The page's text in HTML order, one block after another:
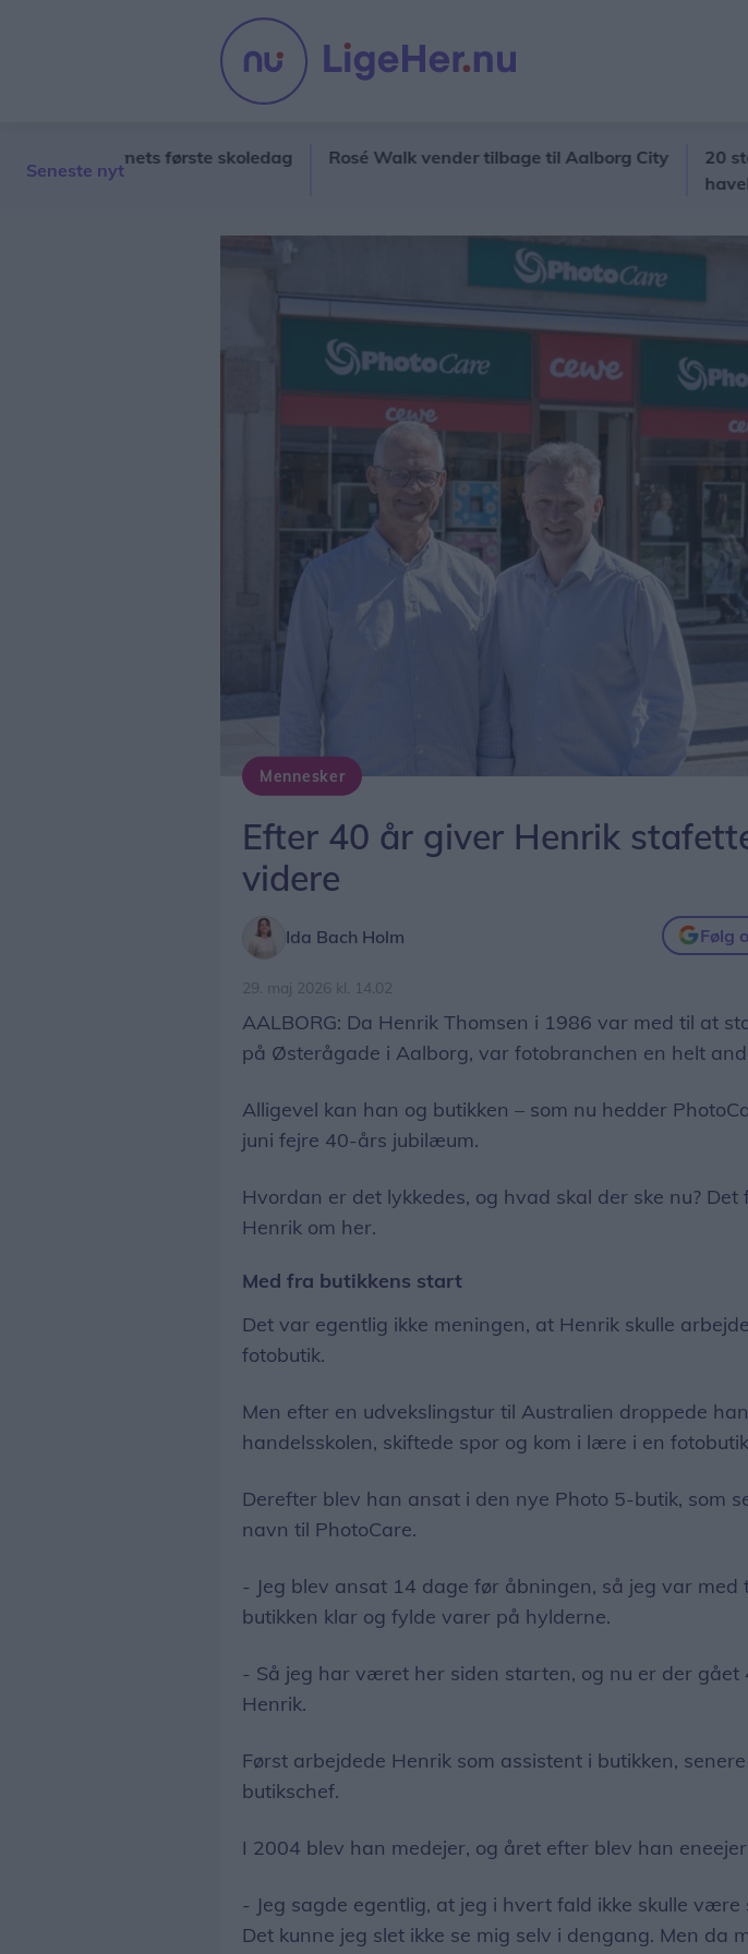
Seneste nyt
på barnets første skoledag Rosé Walk vender tilbage til Aalborg City
20
haveliv
Mennesker
Efter 40 år giver Henrik
videre
Ida Bach Holm Følg
29. maj 2026 kl. 14.02
AALBORG: Da Henrik Thomsen i 1986 var med til at
på Østerågade i Aalborg, var fotobranchen en helt
Alligevel kan han og butikken – som nu hedder
juni fejre 40-års jubilæum.
Hvordan er det lykkedes, og hvad skal der ske nu?
Henrik om her.
Med fra butikkens start
Det var egentlig ikke meningen, at Henrik skulle
fotobutik.
Men efter en udvekslingstur til Australien droppede
handelsskolen, skiftede spor og kom i lære i en
Derefter blev han ansat i den nye Photo 5-butik, som
navn til PhotoCare.
- Jeg blev ansat 14 dage før åbningen, så jeg var med
butikken klar og fylde varer på hylderne.
- Så jeg har været her siden starten, og nu er der gået
Henrik.
Først arbejdede Henrik som assistent i butikken,
butikschef.
I 2004 blev han medejer, og året efter blev han
- Jeg sagde egentlig, at jeg i hvert fald ikke skulle
Det kunne jeg slet ikke se mig selv i dengang. Men da